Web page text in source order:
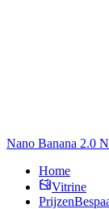
Nano Banana 2.0
Home
Vitrine
Prijzen